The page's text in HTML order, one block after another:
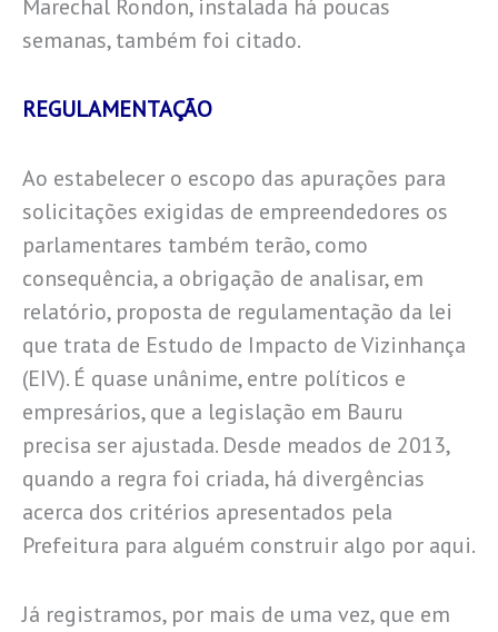
Marechal Rondon, instalada há poucas
semanas, também foi citado.
REGULAMENTAÇÃO
Ao estabelecer o escopo das apurações para
solicitações exigidas de empreendedores os
parlamentares também terão, como
consequência, a obrigação de analisar, em
relatório, proposta de regulamentação da lei
que trata de Estudo de Impacto de Vizinhança
(EIV). É quase unânime, entre políticos e
empresários, que a legislação em Bauru
precisa ser ajustada. Desde meados de 2013,
quando a regra foi criada, há divergências
acerca dos critérios apresentados pela
Prefeitura para alguém construir algo por aqui.
Já registramos, por mais de uma vez, que em